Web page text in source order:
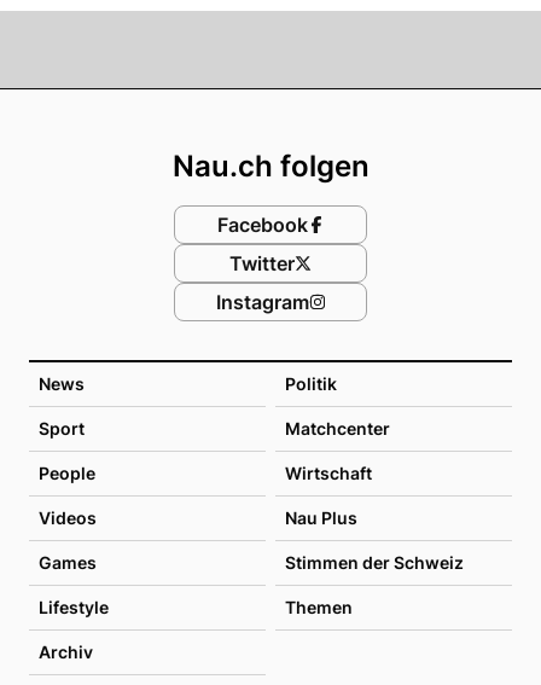
News Politik
Sport Matchcenter
People Wirtschaft
Videos Nau Plus
Games Stimmen der Schweiz
Lifestyle Themen
Archiv
Nau.ch folgen
Facebook
Twitter
Instagram